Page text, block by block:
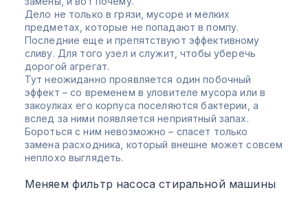
Дело не только в грязи, мусоре и мелких
предметах, которые не попадают в помпу.
Последние еще и препятствуют эффективному
сливу. Для того узел и служит, чтобы уберечь
дорогой агрегат.
Тут неожиданно проявляется один побочный
эффект – со временем в уловителе мусора или в
закоулках его корпуса поселяются бактерии, а
вслед за ними появляется неприятный запах.
Бороться с ним невозможно – спасет только
замена расходника, который внешне может совсем
неплохо выглядеть.
Меняем фильтр насоса стиральной машины